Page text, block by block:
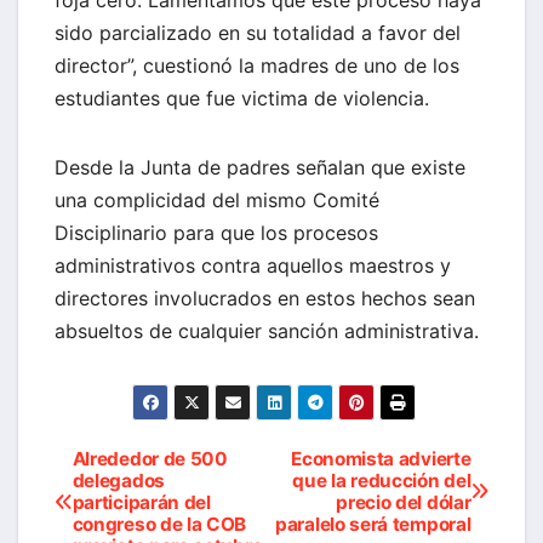
sido parcializado en su totalidad a favor del
director”, cuestionó la madres de uno de los
estudiantes que fue victima de violencia.
Desde la Junta de padres señalan que existe
una complicidad del mismo Comité
Disciplinario para que los procesos
administrativos contra aquellos maestros y
directores involucrados en estos hechos sean
absueltos de cualquier sanción administrativa.
Navegación
de
Economista advierte
que la reducción del
precio del dólar
paralelo será temporal
Alrededor de 500
delegados
participarán del
congreso de la COB